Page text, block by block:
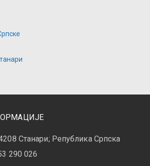
Станари; Република Српска
290 026